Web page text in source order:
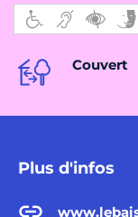
Couvert
Plus d'infos